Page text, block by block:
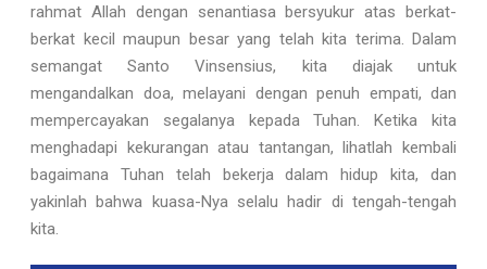
rahmat Allah dengan senantiasa bersyukur atas berkat-
berkat kecil maupun besar yang telah kita terima. Dalam
semangat Santo Vinsensius, kita diajak untuk
mengandalkan doa, melayani dengan penuh empati, dan
mempercayakan segalanya kepada Tuhan. Ketika kita
menghadapi kekurangan atau tantangan, lihatlah kembali
bagaimana Tuhan telah bekerja dalam hidup kita, dan
yakinlah bahwa kuasa-Nya selalu hadir di tengah-tengah
kita.